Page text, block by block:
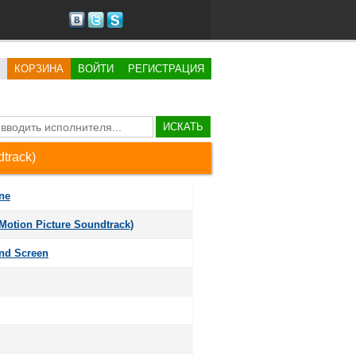
КОРЗИНА ВОЙТИ РЕГИСТРАЦИЯ
ИСКАТЬ
Picture Soundtrack)
Screen